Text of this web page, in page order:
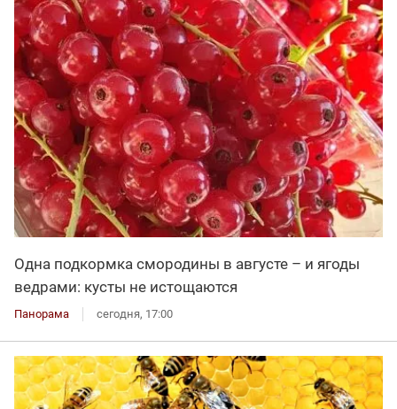
Одна подкормка смородины в августе – и ягоды
ведрами: кусты не истощаются
Панорама сегодня, 17:00